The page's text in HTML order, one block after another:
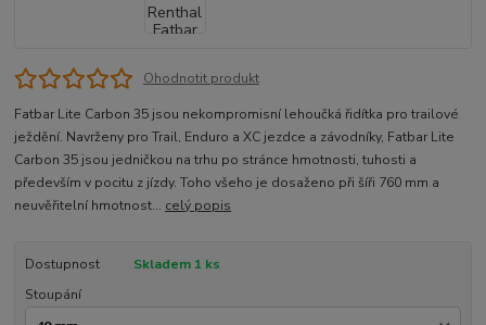
Ohodnotit produkt
Fatbar Lite Carbon 35 jsou nekompromisní lehoučká řidítka pro trailové
ježdění. Navrženy pro Trail, Enduro a XC jezdce a závodníky, Fatbar Lite
Carbon 35 jsou jedničkou na trhu po stránce hmotnosti, tuhosti a
především v pocitu z jízdy. Toho všeho je dosaženo při šíři 760 mm a
neuvěřitelní hmotnost... celý popis
Dostupnost
Skladem 1 ks
Stoupání